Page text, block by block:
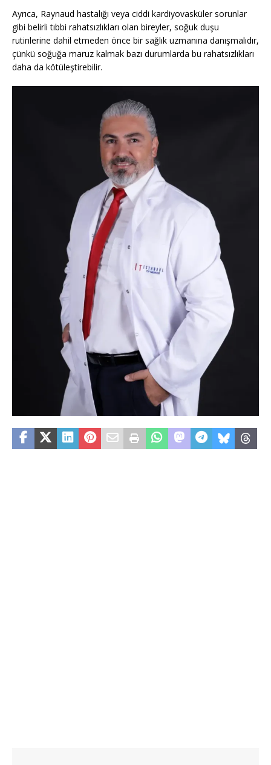
Ayrıca, Raynaud hastalığı veya ciddi kardiyovasküler sorunlar
gibi belirli tıbbi rahatsızlıkları olan bireyler, soğuk duşu
rutinlerine dahil etmeden önce bir sağlık uzmanına danışmalıdır,
çünkü soğuğa maruz kalmak bazı durumlarda bu rahatsızlıkları
daha da kötüleştirebilir.